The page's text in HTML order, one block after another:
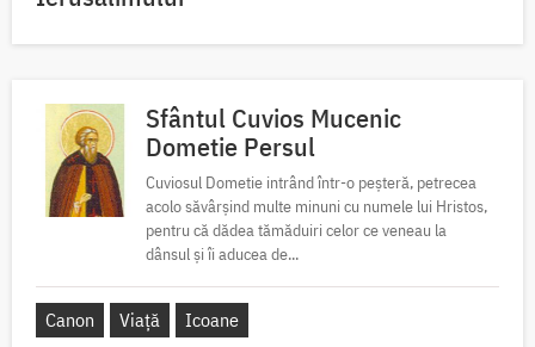
Sfântul Cuvios Mucenic
Dometie Persul
Cuviosul Dometie intrând într-o peșteră, petrecea
acolo săvârșind multe minuni cu numele lui Hristos,
pentru că dădea tămăduiri celor ce veneau la
dânsul și îi aducea de...
Canon Viață Icoane